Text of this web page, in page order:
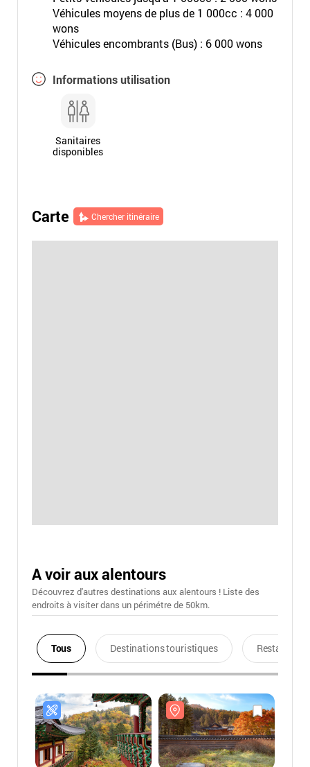
Véhicules moyens de plus de 1 000cc : 4 000
wons
Véhicules encombrants (Bus) : 6 000 wons
Informations utilisation
Sanitaires
disponibles
Carte Chercher itinéraire
A voir aux alentours
Découvrez d'autres destinations aux alentours ! Liste des
endroits à visiter dans un périmétre de 50km.
Tous Destinations touristiques Restaurants